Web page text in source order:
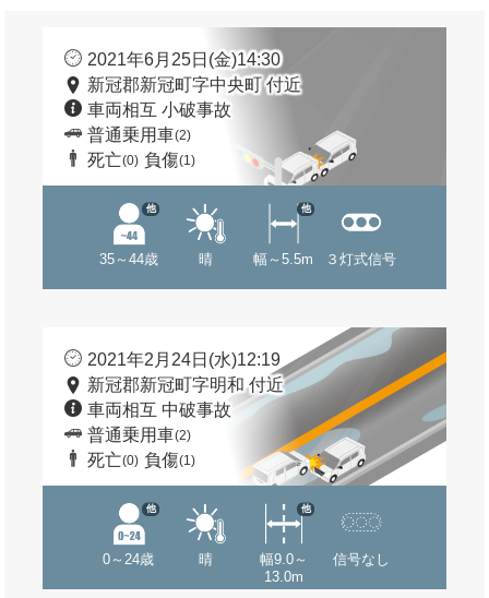
2021年6月25日(金)14:30
新冠郡新冠町字中央町 付近
車両相互 小破事故
普通乗用車(2)
死亡(0) 負傷(1)
35～44歳
他
晴 幅～5.5m
他
３灯式信号
2021年2月24日(水)12:19
新冠郡新冠町字明和 付近
車両相互 中破事故
普通乗用車(2)
死亡(0) 負傷(1)
0～24歳
他
晴
幅9.0～
13.0m
他
信号なし